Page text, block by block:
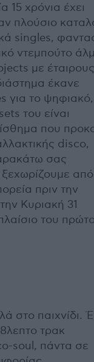
15 χρόνια έχει
πλούσιο
singles,
ντεμπούτο
με έταιρους
έκανε
για το ψηφιακό,
του είναι
που
disco,
σας
πριν την
Κυριακή 31
του
στο παιχνίδι.
τρακ
soul, πάντα σε